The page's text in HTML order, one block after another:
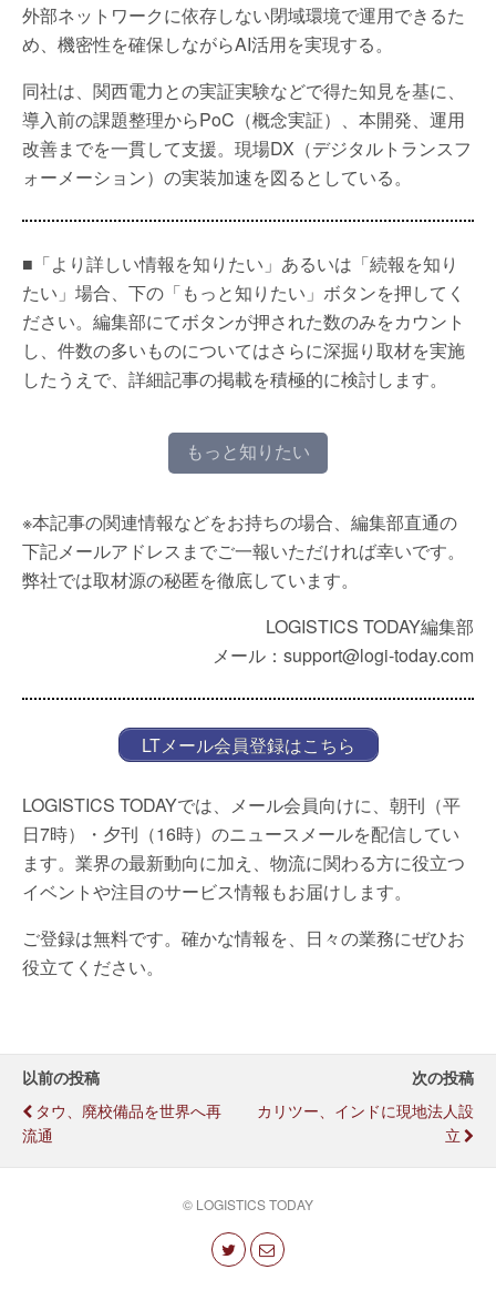
外部ネットワークに依存しない閉域環境で運用できるた
め、機密性を確保しながらAI活用を実現する。
同社は、関西電力との実証実験などで得た知見を基に、
導入前の課題整理からPoC（概念実証）、本開発、運用
改善までを一貫して支援。現場DX（デジタルトランスフ
ォーメーション）の実装加速を図るとしている。
■「より詳しい情報を知りたい」あるいは「続報を知り
たい」場合、下の「もっと知りたい」ボタンを押してく
ださい。編集部にてボタンが押された数のみをカウント
し、件数の多いものについてはさらに深掘り取材を実施
したうえで、詳細記事の掲載を積極的に検討します。
もっと知りたい
※本記事の関連情報などをお持ちの場合、編集部直通の
下記メールアドレスまでご一報いただければ幸いです。
弊社では取材源の秘匿を徹底しています。
LOGISTICS TODAY編集部
メール：support@logi-today.com
LTメール会員登録はこちら
LOGISTICS TODAYでは、メール会員向けに、朝刊（平
日7時）・夕刊（16時）のニュースメールを配信してい
ます。業界の最新動向に加え、物流に関わる方に役立つ
イベントや注目のサービス情報もお届けします。
ご登録は無料です。確かな情報を、日々の業務にぜひお
役立てください。
以前の投稿
タウ、廃校備品を世界へ再
流通
次の投稿
カリツー、インドに現地法人設
立
© LOGISTICS TODAY